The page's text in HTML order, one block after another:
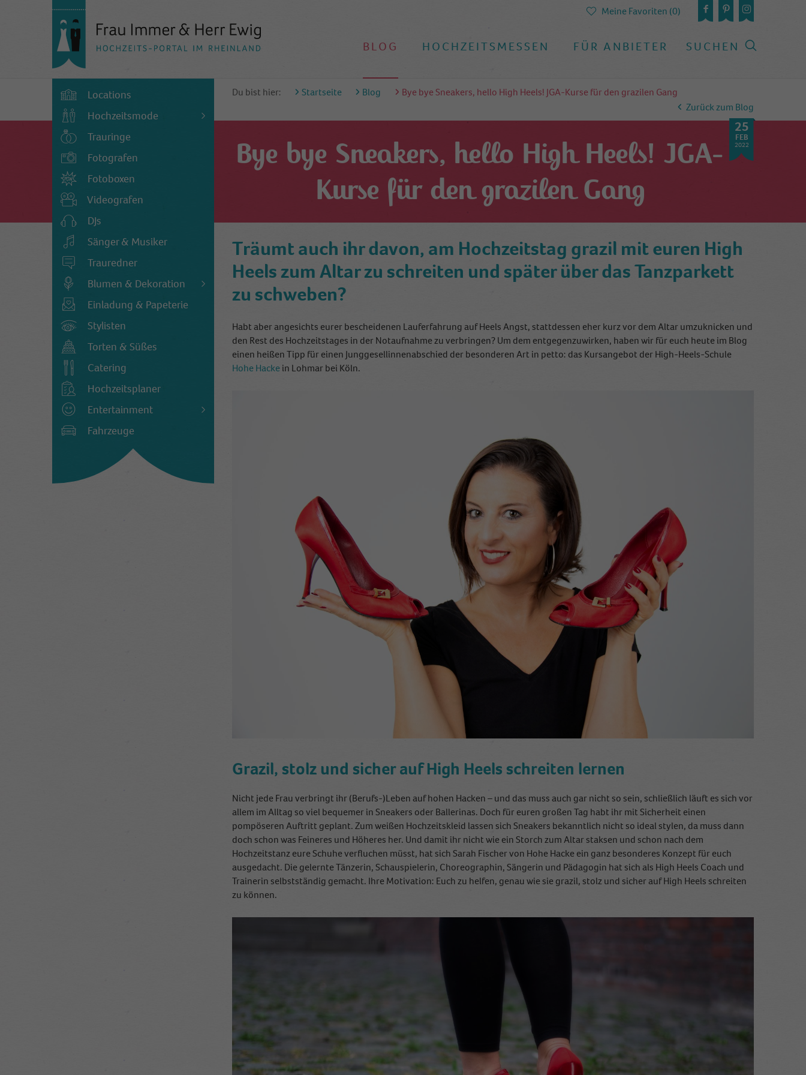
BLOG HOCHZEITSMESSEN FÜR ANBIETER SUCHEN
Meine Favoriten (0)
Locations
Hochzeitsmode
Trauringe
Fotografen
Fotoboxen
Videografen
DJs
Sänger & Musiker
Trauredner
Blumen & Dekoration
Einladung & Papeterie
Stylisten
Torten & Süßes
Catering
Hochzeitsplaner
Entertainment
Fahrzeuge
Du bist hier: Startseite Blog
Bye bye Sneakers, hello High Heels! JGA-Kurse für den grazilen Gang
Zurück zum Blog
Bye bye Sneakers, hello High Heels! JGA-
Kurse für den grazilen Gang
25
FEB
2022
Träumt auch ihr davon, am Hochzeitstag grazil mit euren High
Heels zum Altar zu schreiten und später über das Tanzparkett
zu schweben?
Habt aber angesichts eurer bescheidenen Lauferfahrung auf Heels Angst, stattdessen eher kurz vor dem Altar umzuknicken und
den Rest des Hochzeitstages in der Notaufnahme zu verbringen? Um dem entgegenzuwirken, haben wir für euch heute im Blog
einen heißen Tipp für einen Junggesellinnenabschied der besonderen Art in petto: das Kursangebot der High-Heels-Schule
Hohe Hackein Lohmar bei Köln.
Grazil, stolz und sicher auf High Heels schreiten lernen
Nicht jede Frau verbringt ihr (Berufs-)Leben auf hohen Hacken – und das muss auch gar nicht so sein, schließlich läuft es sich vor
allem im Alltag so viel bequemer in Sneakers oder Ballerinas. Doch für euren großen Tag habt ihr mit Sicherheit einen
pompöseren Auftritt geplant. Zum weißen Hochzeitskleid lassen sich Sneakers bekanntlich nicht so ideal stylen, da muss dann
doch schon was Feineres und Höheres her. Und damit ihr nicht wie ein Storch zum Altar staksen und schon nach dem
Hochzeitstanz eure Schuhe verfluchen müsst, hat sich Sarah Fischer von Hohe Hacke ein ganz besonderes Konzept für euch
ausgedacht. Die gelernte Tänzerin, Schauspielerin, Choreographin, Sängerin und Pädagogin hat sich als High Heels Coach und
Trainerin selbstständig gemacht. Ihre Motivation: Euch zu helfen, genau wie sie grazil, stolz und sicher auf High Heels schreiten
zu können.